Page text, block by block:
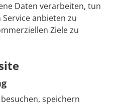
Daten verarbeiten, tun
anbieten zu
Ziele zu
speichern